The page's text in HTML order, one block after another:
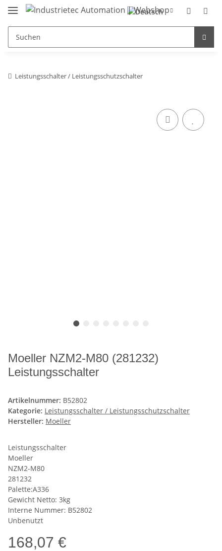
Leistungsschalter / Leistungsschutzschalter
Moeller NZM2-M80 (281232)
Leistungsschalter
Artikelnummer: B52802
Kategorie: Leistungsschalter / Leistungsschutzschalter
Hersteller: Moeller
Leistungsschalter
Moeller
NZM2-M80
281232
Palette:A336
Gewicht Netto: 3kg
Interne Nummer: B52802
Unbenutzt
168,07 €